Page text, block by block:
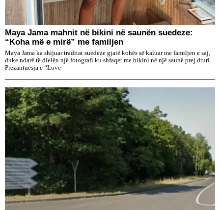
Maya Jama mahnit në bikini në saunën suedeze:
“Koha më e mirë” me familjen
Maya Jama ka shijuar traditat suedeze gjatë kohës së kaluar me familjen e saj,
duke ndarë të dielën një fotografi ku shfaqet me bikini në një saunë prej druri.
Prezantuesja e “Love